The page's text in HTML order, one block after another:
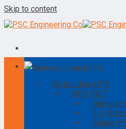
Skip to content
Danh mục sản phẩm
Bộ lưu điện UPS
UPS INVT
Modular-
3-3-
Single-